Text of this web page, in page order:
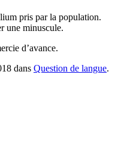
pris par la population.
une minuscule.
d’avance.
dans Question de langue.